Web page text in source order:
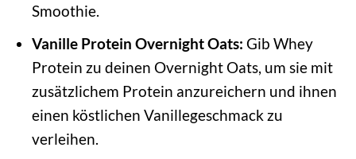
Smoothie.
Vanille Protein Overnight Oats: Gib Whey
Protein zu deinen Overnight Oats, um sie mit
zusätzlichem Protein anzureichern und ihnen
einen köstlichen Vanillegeschmack zu
verleihen.